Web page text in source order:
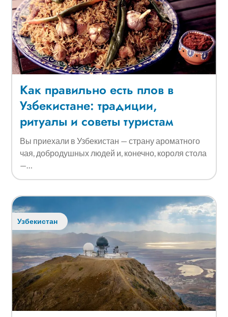
Как правильно есть плов в
Узбекистане: традиции,
ритуалы и советы туристам
Вы приехали в Узбекистан — страну ароматного
чая, добродушных людей и, конечно, короля стола
—…
Узбекистан